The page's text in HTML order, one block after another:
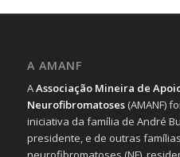
A AMANF
AAssociação Mineira de
Neurofibromatoses(AMANF)
iniciativa da família de André
presidente, e de outras